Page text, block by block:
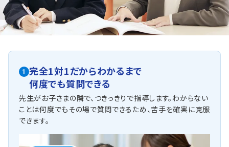
松木中学校・上柚木中学校
松木中は、学校の内申点が比較的取りづらいといわれてい
ます。学校のテスト対策は早めに準備を行い、授業で扱った
ど、自分の目標に応じて対策をしていきましょう。
上柚木中は部活動が盛んですが、勉強も頑張っている生徒
が多いです。漢検の受験や夏休みの学習教室など勉強に
の良い学習習慣を付けましょう。
他にも以下の学校に対応しています
二中学校・国学院久我山中学校・桐光学園中学校・大妻多摩中学
1
完全1対1だからわかるまで
何度でも質問できる
先生がお子さまの隣で、つきっきりで指導します。わからない
ことは何度でもその場で質問できるため、苦手を確実に克服
できます。